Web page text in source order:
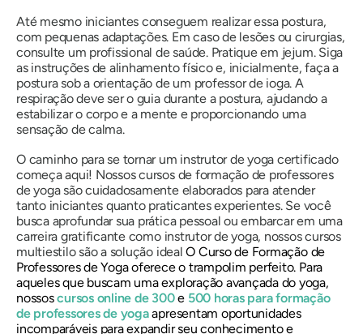
Até mesmo iniciantes conseguem realizar essa postura,
com pequenas adaptações. Em caso de lesões ou cirurgias,
consulte um profissional de saúde. Pratique em jejum. Siga
as instruções de alinhamento físico e, inicialmente, faça a
postura sob a orientação de um professor de ioga. A
respiração deve ser o guia durante a postura, ajudando a
estabilizar o corpo e a mente e proporcionando uma
sensação de calma.
O caminho para se tornar um instrutor de yoga certificado
começa aqui! Nossos cursos de formação de professores
de yoga são cuidadosamente elaborados para atender
tanto iniciantes quanto praticantes experientes. Se você
busca aprofundar sua prática pessoal ou embarcar em uma
carreira gratificante como instrutor de yoga, nossos cursos
multiestilo são a solução idealO Curso de Formação de
Professores de Yogaoferece o trampolim perfeito. Para
aqueles que buscam uma exploração avançada do yoga,
nossoscursos online de 300e 500 horas para formação
de professores de yogaapresentam oportunidades
incomparáveis ​​para expandir seu conhecimento e